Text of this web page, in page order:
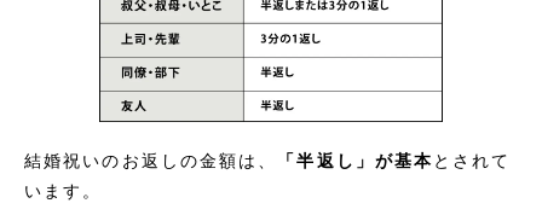
結婚祝いのお返しの金額は、 「半返し」が基本とされて
います。